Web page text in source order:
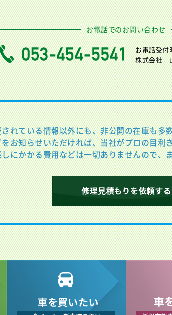
お電話でのお問い合わせ
お電話受付
株式会社
れている情報以外にも、非公開の在庫も多
お知らせいただければ、当社がプロの目利
にかかる費用などは一切ありませんので、